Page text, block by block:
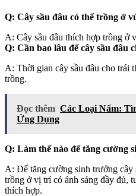
Q: Cây sầu đâu có thể trồng ở
A: Cây sầu đâu thích hợp trồng ở
Q: Cần bao lâu để cây sầu đâu
A: Thời gian cây sầu đâu cho trái
trồng.
Đọc thêm Các Loại Nấm:
Ứng Dụng
Q: Làm thế nào để tăng cường
A: Để tăng cường sinh trưởng cây
trồng ở vị trí có ánh sáng đầy đủ,
thích hợp.